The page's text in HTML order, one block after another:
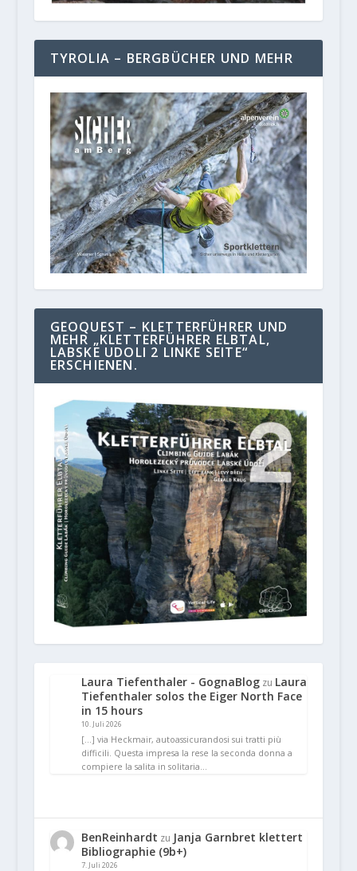
TYROLIA – BERGBÜCHER UND MEHR
GEOQUEST – KLETTERFÜHRER UND
MEHR „KLETTERFÜHRER ELBTAL,
LABSKE UDOLI 2 LINKE SEITE“
ERSCHIENEN.
Laura Tiefenthaler - GognaBlogzu Laura
Tiefenthaler solos the Eiger North Face
in 15 hours
10. Juli 2026
[…] via Heckmair, autoassicurandosi sui tratti più
difficili. Questa impresa la rese la seconda donna a
compiere la salita in solitaria…
BenReinhardt zu Janja Garnbret klettert
Bibliographie (9b+)
7. Juli 2026